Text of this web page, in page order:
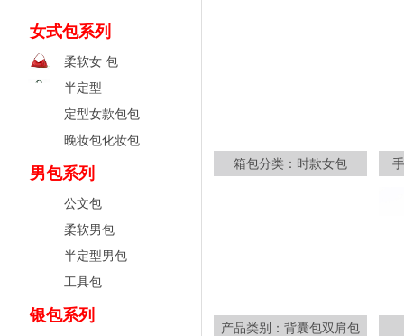
女式包系列
柔软女 包
半定型
定型女款包包
晚妆包化妆包
男包系列
公文包
柔软男包
半定型男包
工具包
银包系列
箱包分类：时款女包
产品类别：背囊包双肩包